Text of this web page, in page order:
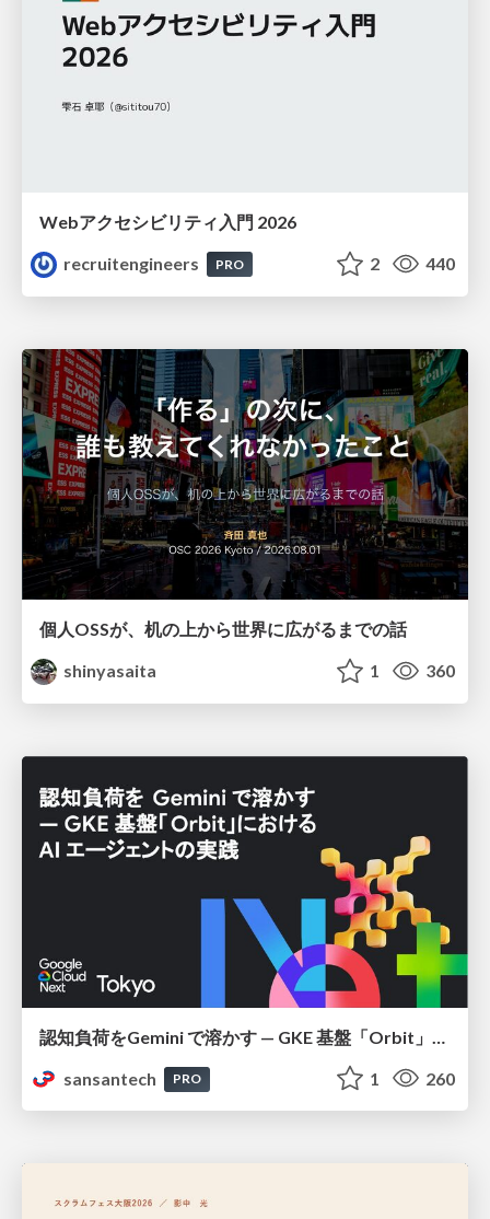
Webアクセシビリティ入門 2026
recruitengineers
PRO 2 440
個人OSSが、机の上から世界に広がるまでの話
shinyasaita
1 360
sansantech
PRO 1 260